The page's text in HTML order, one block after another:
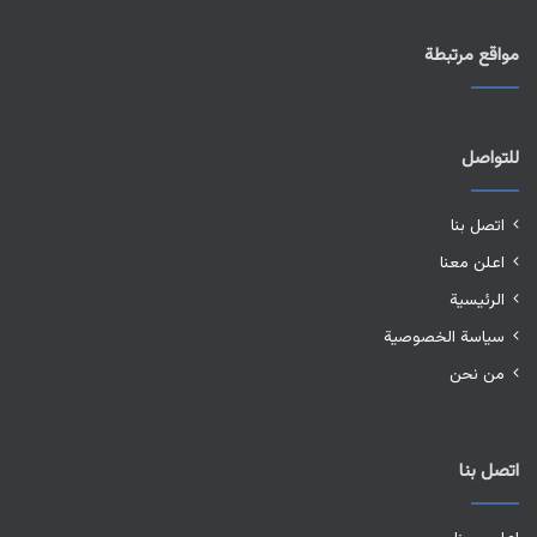
مواقع مرتبطة
للتواصل
اتصل بنا
اعلن معنا
الرئيسية
سياسة الخصوصية
من نحن
اتصل بنا